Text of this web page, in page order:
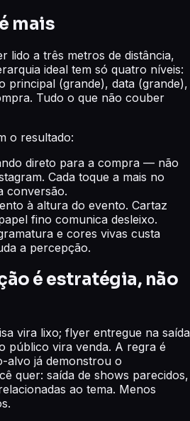
mais
lido a três metros de distância,
ideal tem só quatro níveis:
principal (grande), data (grande),
Tudo o que não couber
o resultado:
direto para a compra — não
Cada toque a mais no
conversão.
à altura do evento. Cartaz
fino comunica desleixo.
e cores vivas custa
a percepção.
é estratégia, não
vira lixo; flyer entregue na saída
público vira venda. A regra é
alvo já demonstrou o
quer: saída de shows parecidos,
ao tema. Menos